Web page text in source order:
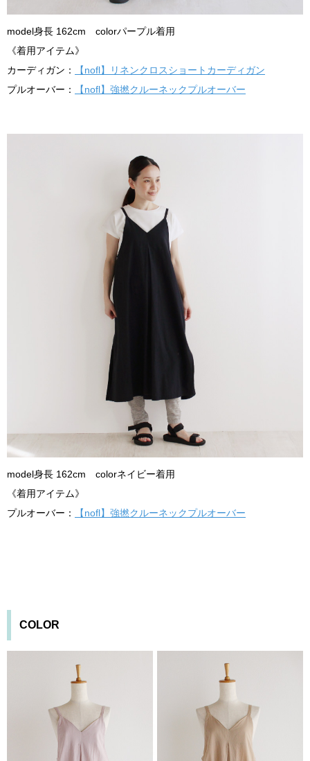
model身長 162cm colorパープル着用
《着用アイテム》
カーディガン：
【nofl】リネンクロスショートカーディガン
プルオーバー：
【nofl】強撚クルーネックプルオーバー
model身長 162cm colorネイビー着用
《着用アイテム》
プルオーバー：
【nofl】強撚クルーネックプルオーバー
COLOR